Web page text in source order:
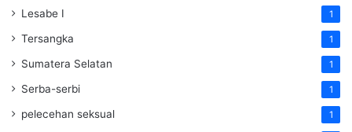
Lesabe I 1
Tersangka 1
Sumatera Selatan 1
Serba-serbi 1
pelecehan seksual 1